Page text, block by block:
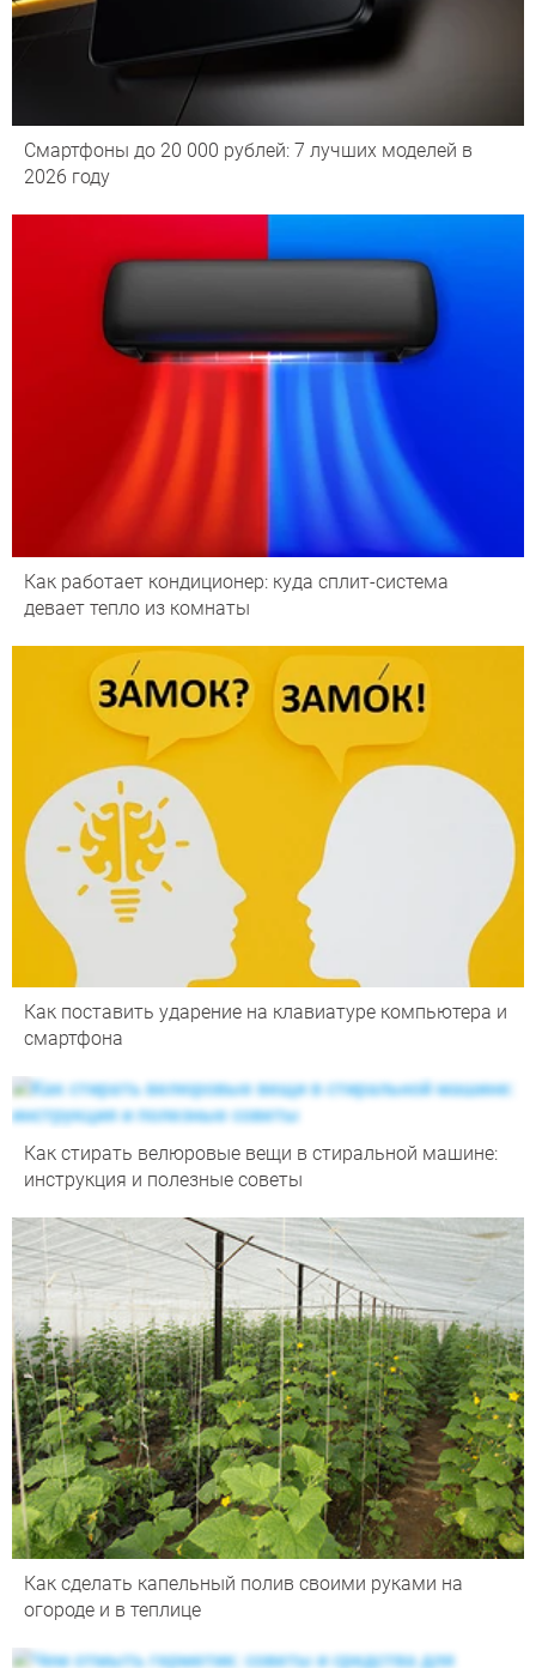
Смартфоны до 20 000 рублей: 7 лучших моделей в
2026 году
Как работает кондиционер: куда сплит-система
девает тепло из комнаты
Как поставить ударение на клавиатуре компьютера и
смартфона
Как стирать велюровые вещи в стиральной машине:
инструкция и полезные советы
Как сделать капельный полив своими руками на
огороде и в теплице